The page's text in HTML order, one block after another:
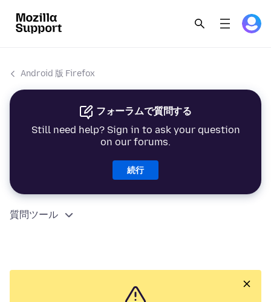
Android 版 Firefox
フォーラムで質問する
Still need help? Sign in to ask your question
on our forums.
続行
質問ツール